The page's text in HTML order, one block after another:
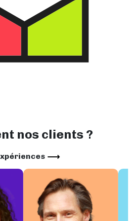
livraison à partir de deux
(POD)
nos clients ?